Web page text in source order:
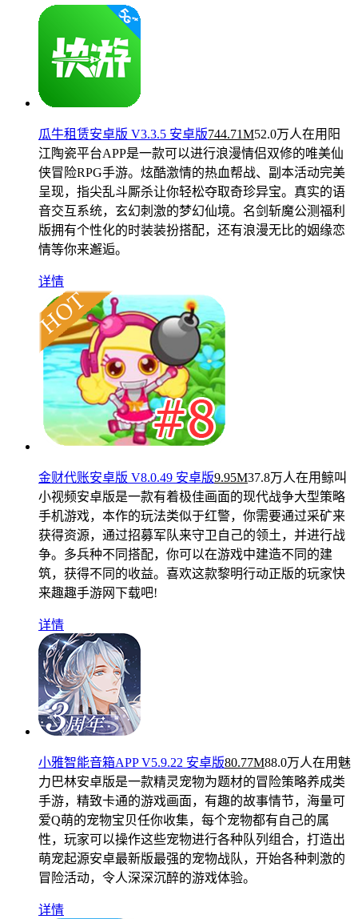
瓜牛租赁安卓版 V3.3.5 安卓版744.71M52.0万人在用 阳
江陶瓷平台APP是一款可以进行浪漫情侣双修的唯美仙
侠冒险RPG手游。炫酷激情的热血帮战、副本活动完美
呈现，指尖乱斗厮杀让你轻松夺取奇珍异宝。真实的语
音交互系统，玄幻刺激的梦幻仙境。名剑斩魔公测福利
版拥有个性化的时装装扮搭配，还有浪漫无比的姻缘恋
情等你来邂逅。
详情
金财代账安卓版 V8.0.49 安卓版9.95M37.8万人在用鲸叫
小视频安卓版是一款有着极佳画面的现代战争大型策略
手机游戏，本作的玩法类似于红警，你需要通过采矿来
获得资源，通过招募军队来守卫自己的领土，并进行战
争。多兵种不同搭配，你可以在游戏中建造不同的建
筑，获得不同的收益。喜欢这款黎明行动正版的玩家快
来趣趣手游网下载吧!
详情
小雅智能音箱APP V5.9.22 安卓版80.77M88.0万人在用 魅
力巴林安卓版是一款精灵宠物为题材的冒险策略养成类
手游，精致卡通的游戏画面，有趣的故事情节，海量可
爱Q萌的宠物宝贝任你收集，每个宠物都有自己的属
性，玩家可以操作这些宠物进行各种队列组合，打造出
萌宠起源安卓最新版最强的宠物战队，开始各种刺激的
冒险活动，令人深深沉醉的游戏体验。
详情